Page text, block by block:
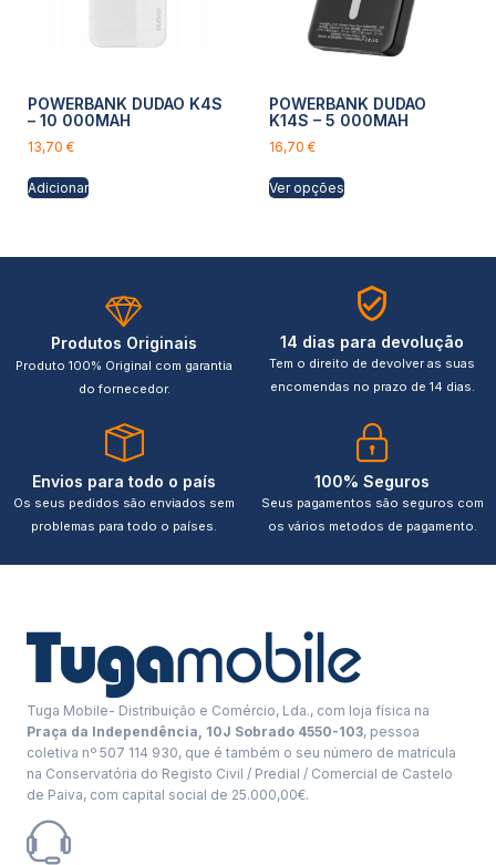
POWERBANK DUDAO K4S
– 10 000MAH
13,70 €
Adicionar
POWERBANK DUDAO
K14S – 5 000MAH
16,70 €
Ver opções
Produtos Originais
Produto 100% Original com garantia
do fornecedor.
14 dias para devolução
Tem o direito de devolver as suas
encomendas no prazo de 14 dias.
Envios para todo o país
Os seus pedidos são enviados sem
problemas para todo o países.
100% Seguros
Seus pagamentos são seguros com
os vários metodos de pagamento.
Tuga Mobile- Distribuição e Comércio, Lda., com loja física na
Praça da Independência, 10J Sobrado 4550-103, pessoa
coletiva nº 507 114 930, que é também o seu número de matrícula
na Conservatória do Registo Civil / Predial / Comercial de Castelo
de Paiva, com capital social de 25.000,00€.